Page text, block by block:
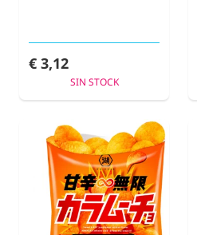
€ 3,12
SIN STOCK